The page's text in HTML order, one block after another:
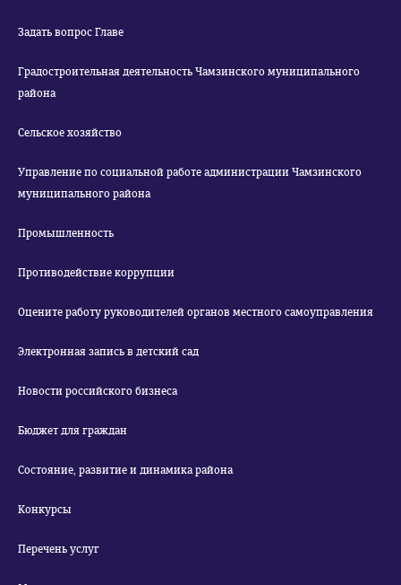
Задать вопрос Главе
Градостроительная деятельность Чамзинского муниципального
района
Сельское хозяйство
Управление по социальной работе администрации Чамзинского
муниципального района
Промышленность
Противодействие коррупции
Оцените работу руководителей органов местного самоуправления
Электронная запись в детский сад
Новости российского бизнеса
Бюджет для граждан
Состояние, развитие и динамика района
Конкурсы
Перечень услуг